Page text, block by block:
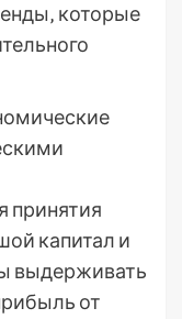
которые
принятия
капитал и
выдерживать
от